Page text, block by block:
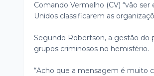
Comando Vermelho (CV) “vão ser
Unidos classificarem as
Segundo Robertson, a gestão do
grupos criminosos no hemisfério.
“Acho que a mensagem é muito